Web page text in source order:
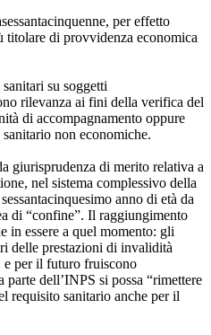
per effetto
titolare di provvidenza economica
su soggetti
rilevanza ai fini della verifica del
di accompagnamento oppure
non economiche.
giurisprudenza di merito relativa a
nel sistema complessivo della
anno di età da
di “confine”. Il raggiungimento
in essere a quel momento: gli
delle prestazioni di invalidità
per il futuro fruiscono
parte dell’INPS si possa “rimettere
requisito sanitario anche per il